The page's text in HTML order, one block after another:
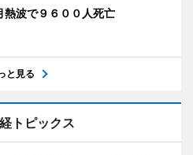
熱波で９６００人死亡
と見る
トピックス